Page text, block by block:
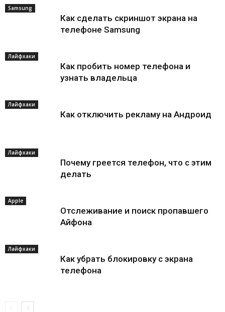
Samsung
Как сделать скриншот экрана на
телефоне Samsung
Лайфхаки
Как пробить номер телефона и
узнать владельца
Лайфхаки
Как отключить рекламу на Андроид
Лайфхаки
Почему греется телефон, что с этим
делать
Apple
Отслеживание и поиск пропавшего
Айфона
Лайфхаки
Как убрать блокировку с экрана
телефона